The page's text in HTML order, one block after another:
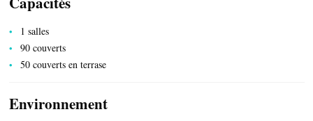
1 salles
90 couverts
50 couverts en terrase
Environnement